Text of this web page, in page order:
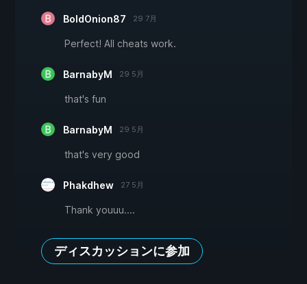
BoldOnion87 29 7月
Perfect! All cheats work.
BarnabyM 29 5月
that's fun
BarnabyM 29 5月
that's very good
Phakdhew 27 5月
Thank youuu....
ディスカッションに参加